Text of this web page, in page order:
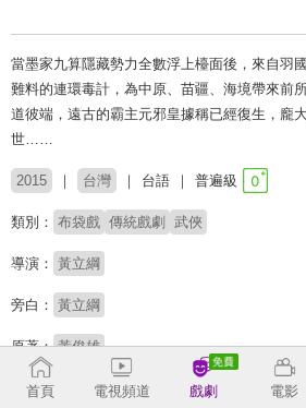
當墨家九算隱藏勢力全數浮上檯面後，來自羽
難料的連環毒計，為中原、苗疆、海境帶來前
道彼端，遠古的霸主元邪皇據稱已經復生，龐
世……
2015 台灣 台語 普遍級
類別： 布袋戲 傳統戲劇 武俠
導演： 黃立綱
旁白： 黃立綱
原著： 黃俊雄
首頁 電視頻道 戲劇 電影